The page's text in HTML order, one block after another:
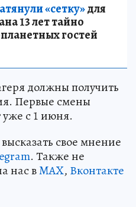
«сетку»для
13 лет тайно
гостей
должны получить
Первые смены
с 1 июня.
свое мнение
. Также не
нас вMAX, Вконтакте